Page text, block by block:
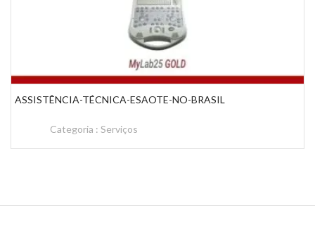
ASSISTÊNCIA-TÉCNICA-ESAOTE-NO-BRASIL
Categoria : Serviços